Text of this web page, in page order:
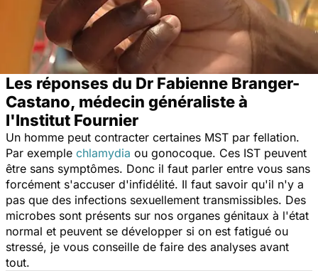
Les réponses du Dr Fabienne Branger-
Castano, médecin généraliste à
l'Institut Fournier
Un homme peut contracter certaines MST par fellation.
Par exemple chlamydia ou gonocoque. Ces IST peuvent
être sans symptômes. Donc il faut parler entre vous sans
forcément s'accuser d'infidélité. Il faut savoir qu'il n'y a
pas que des infections sexuellement transmissibles. Des
microbes sont présents sur nos organes génitaux à l'état
normal et peuvent se développer si on est fatigué ou
stressé, je vous conseille de faire des analyses avant
tout.